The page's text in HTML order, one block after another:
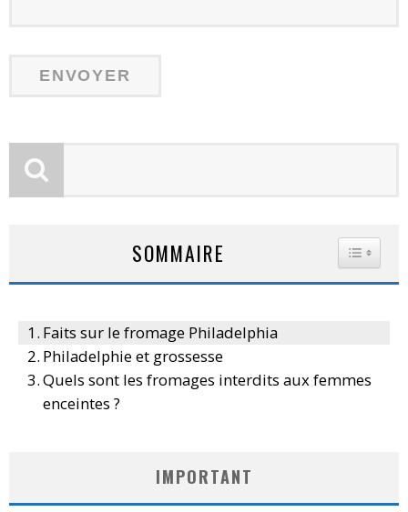
SOMMAIRE
Faits sur le fromage Philadelphia
Philadelphie et grossesse
Quels sont les fromages interdits aux femmes
enceintes ?
IMPORTANT